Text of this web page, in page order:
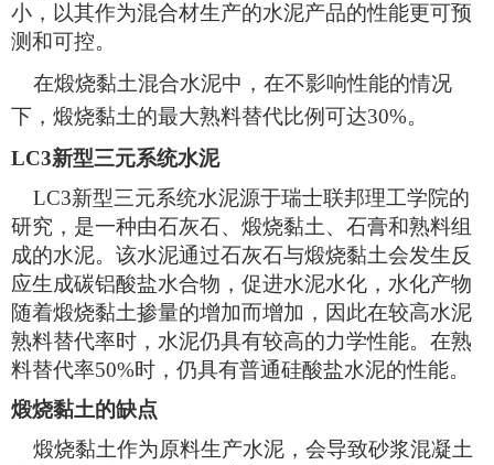
小，以其作为混合材生产的水泥产品的性能更可预
测和可控。
在煅烧黏土混合水泥中，在不影响性能的情况
下，煅烧黏土的最大熟料替代比例可达30%。
LC3新型三元系统水泥
LC3新型三元系统水泥源于瑞士联邦理工学院的
研究，是一种由石灰石、煅烧黏土、石膏和熟料组
成的水泥。该水泥通过石灰石与煅烧黏土会发生反
应生成碳铝酸盐水合物，促进水泥水化，水化产物
随着煅烧黏土掺量的增加而增加，因此在较高水泥
熟料替代率时，水泥仍具有较高的力学性能。在熟
料替代率50%时，仍具有普通硅酸盐水泥的性能。
煅烧黏土的缺点
煅烧黏土作为原料生产水泥，会导致砂浆混凝土